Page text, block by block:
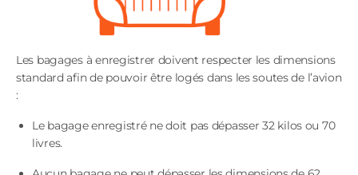
Les bagages à enregistrer doivent respecter les dimensions
standard afin de pouvoir être logés dans les soutes de l’avion
:
Le bagage enregistré ne doit pas dépasser 32 kilos ou 70
livres.